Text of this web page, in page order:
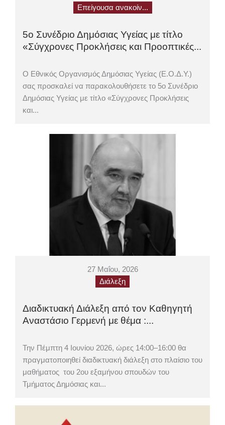
Επείγουσα ανακοίν...
5ο Συνέδριο Δημόσιας Υγείας με τίτλο
«Σύγχρονες Προκλήσεις και Προοπτικές...
O Εθνικός Οργανισμός Δημόσιας Υγείας (Ε.Ο.Δ.Υ.)
σας προσκαλεί να παρακολουθήσετε το 5ο Συνέδριο
Δημόσιας Υγείας με τίτλο «Σύγχρονες Προκλήσεις
και...
27 Μαΐου, 2026
Διάλεξη
Διαδικτυακή Διάλεξη από τον Καθηγητή
Αναστάσιο Γερμενή με θέμα :...
Την Πέμπτη 4 Ιουνίου 2026, ώρες 14:00–16:00 θα
πραγματοποιηθεί διαδικτυακή διάλεξη στο πλαίσιο του
μαθήματος του 2ου εξαμήνου σπουδών του
Τμήματος Δημόσιας και...